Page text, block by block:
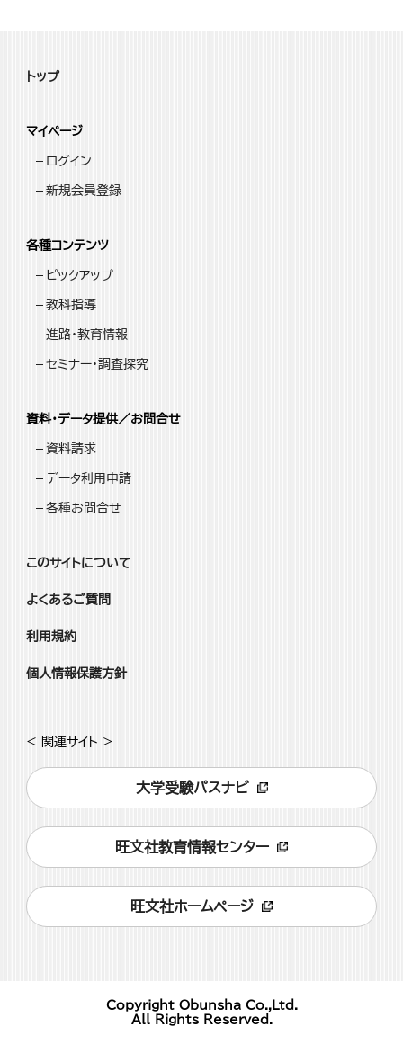
トップ
マイページ
ログイン
新規会員登録
各種コンテンツ
ピックアップ
教科指導
進路・教育情報
セミナー・調査探究
資料・データ提供／お問合せ
資料請求
データ利用申請
各種お問合せ
このサイトについて
よくあるご質問
利用規約
個人情報保護方針
< 関連サイト >
大学受験パスナビ
旺文社教育情報センター
旺文社ホームページ
Copyright Obunsha Co.,Ltd.
All Rights Reserved.